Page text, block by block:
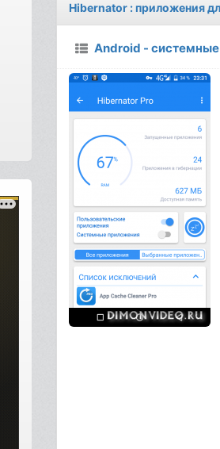
Hibernator : приложения
Android -